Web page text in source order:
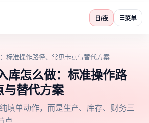
日/夜 ☰菜单
标准操作路径、常见卡点与替代方案
库怎么做：标准操作路
与替代方案
填单动作，而是生产、库存、财务三
点